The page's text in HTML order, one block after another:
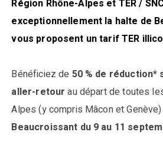
Région Rhône-Alpes et TER /
exceptionnellement la halte de
vous proposent un tarif TER illico
Bénéficiez de 50 % de réduction*
aller-retour au départ de toutes
Alpes (y compris Mâcon et
Beaucroissant du 9 au 11